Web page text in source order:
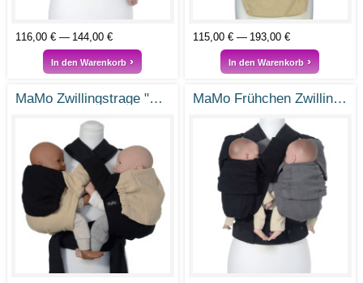
116,00 € 144,00 €
In den Warenkorb
115,00 € 193,00 €
In den Warenkorb
MaMo Zwillingstrage "Erbse und Wurzel" MaMo Frühchen Zwillingstrage "Doppeltes Glück"